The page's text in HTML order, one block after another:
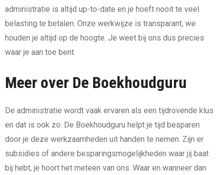
administratie is altijd up-to-date en je hoeft nooit te veel
belasting te betalen. Onze werkwijze is transparant, we
houden je altijd op de hoogte. Je weet bij ons dus precies
waar je aan toe bent.
Meer over De Boekhoudguru
De administratie wordt vaak ervaren als een tijdrovende klus
en dat is ook zo. De Boekhoudguru helpt je tijd besparen
door je deze werkzaamheden uit handen te nemen. Zijn er
subsidies of andere besparingsmogelijkheden waar jij baat
bij hebt, je hoort het meteen van ons. Waar en wanneer dan